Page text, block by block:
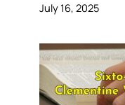
July 16, 2025